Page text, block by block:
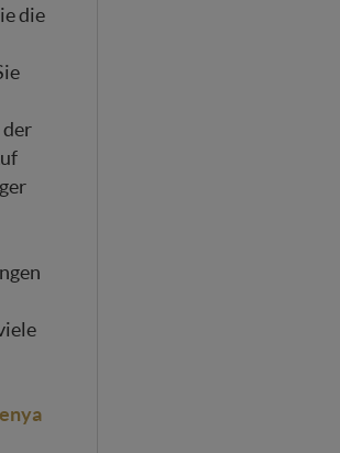
die
der